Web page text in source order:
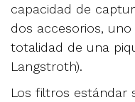
capacidad de
dos accesorios,
totalidad de una
Langstroth).
Los filtros estándar